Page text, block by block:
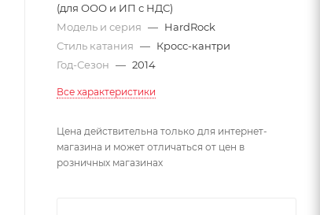
(для ООО и ИП с НДС)
Модель и серия — HardRock
Стиль катания — Кросс-кантри
Год-Сезон — 2014
Все характеристики
Цена действительна только для интернет-
магазина и может отличаться от цен в
розничных магазинах